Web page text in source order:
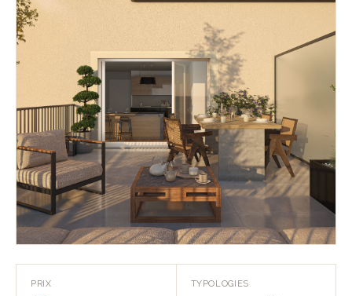
L'Atrium
PRIX TYPOLOGIES